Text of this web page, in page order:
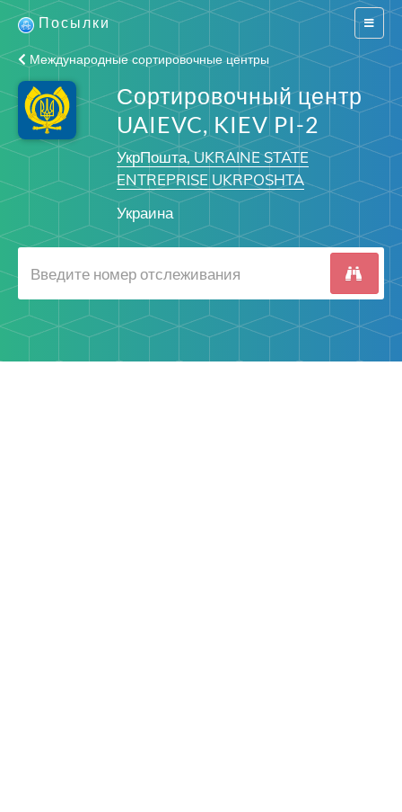
Switch
Посылки
Международные сортировочные центры
Сортировочный центр
UAIEVC, KIEV PI-2
УкрПошта, UKRAINE STATE
ENTREPRISE UKRPOSHTA
Украина